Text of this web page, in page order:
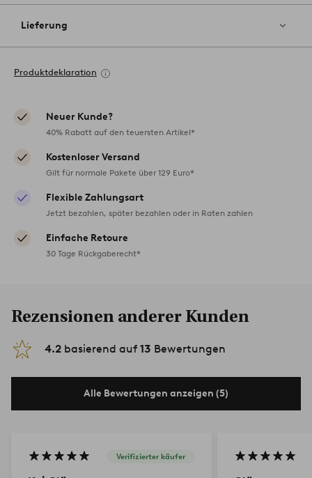
Lieferung
Produktdeklaration
Neuer Kunde?
40% Rabatt auf den teuersten Artikel*
Kostenloser Versand
Gilt für normale Pakete über 129 Euro*
Flexible Zahlungsart
Jetzt bezahlen, später bezahlen oder in Raten zahlen
Einfache Retoure
30 Tage Rückgaberecht*
Rezensionen anderer Kunden
4.2 basierend auf 13 Bewertungen
Alle Bewertungen anzeigen (5)
Verifizierter käufer